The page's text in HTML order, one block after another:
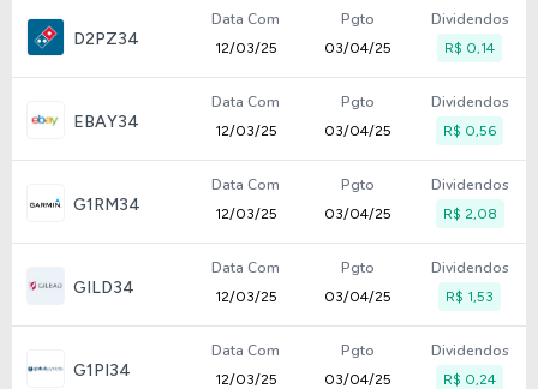
D2PZ34
Data Com
12/03/25
Pgto
03/04/25
Dividendos
R$ 0,14
EBAY34
Data Com
12/03/25
Pgto
03/04/25
Dividendos
R$ 0,56
G1RM34
Data Com
12/03/25
Pgto
03/04/25
Dividendos
R$ 2,08
GILD34
Data Com
12/03/25
Pgto
03/04/25
Dividendos
R$ 1,53
G1PI34
Data Com
12/03/25
Pgto
03/04/25
Dividendos
R$ 0,24